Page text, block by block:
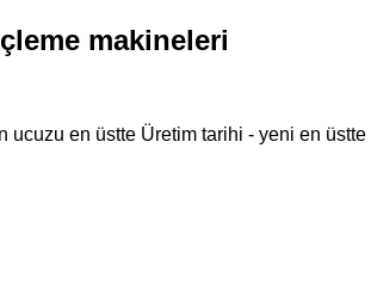
makineleri
ucuzu en üstte Üretim tarihi - yeni en üstte